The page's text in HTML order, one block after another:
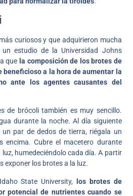
curiosos y que adquirieron mucha
estudio de la Universidad Johns
que la composición de los brotes de
beneficioso a la hora de aumentar la
ante los agentes causantes del
de brócoli también es muy sencillo.
durante la noche. Al día siguiente
par de dedos de tierra, riégala un
encima. Cubre el macetero durante
humedeciéndolo cada día. A partir
exponer los brotes a la luz.
State University,
los brotes de
potencial de nutrientes cuando se